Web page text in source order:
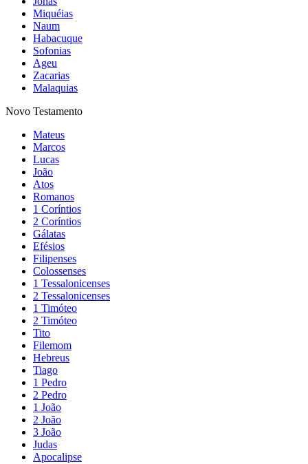
Miquéias
Naum
Habacuque
Sofonias
Ageu
Zacarias
Malaquias
Novo Testamento
Mateus
Marcos
Lucas
João
Atos
Romanos
1 Coríntios
2 Coríntios
Gálatas
Efésios
Filipenses
Colossenses
1 Tessalonicenses
2 Tessalonicenses
1 Timóteo
2 Timóteo
Tito
Filemom
Hebreus
Tiago
1 Pedro
2 Pedro
1 João
2 João
3 João
Judas
Apocalipse